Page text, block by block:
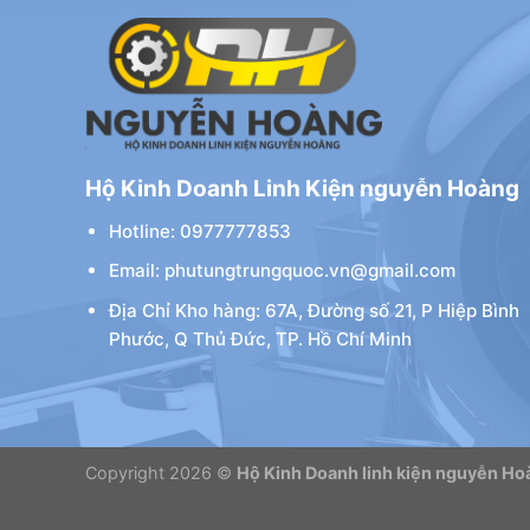
Hộ Kinh Doanh Linh Kiện nguyễn Hoàng
Hotline: 0977777853
Email: phutungtrungquoc.vn@gmail.com
Địa Chỉ Kho hàng: 67A, Đường số 21, P Hiệp Bình
Phước, Q Thủ Đức, TP. Hồ Chí Minh
Copyright 2026 © Hộ Kinh Doanh linh kiện nguyễn